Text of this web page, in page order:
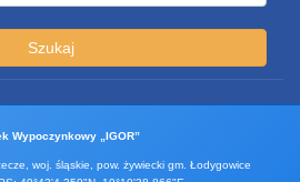
Szukaj
Wypoczynkowy „IGOR”
woj. śląskie, pow. żywiecki gm. Łodygowice